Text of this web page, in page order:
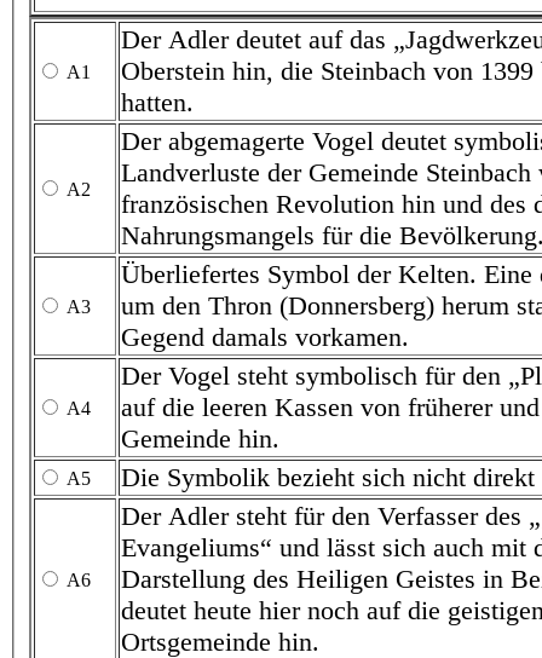
A1
Der Adler deutet auf das „Jagdwerkzeug“ der
Oberstein hin, die Steinbach von
hatten.
A2
Der abgemagerte Vogel deutet symbolisch auf die
Landverluste der Gemeinde Steinbach während der
französischen Revolution hin und des damit verbundenen
Nahrungsmangels für die
A3
Überliefertes Symbol der Kelten. Eine der vier
um den Thron (Donnersberg) herum standen und in unsrer
Gegend damals vorkamen.
A4
Der Vogel steht symbolisch für den „Pleitegeier“ und deutet
auf die leeren Kassen von früherer und heutiger Zeit in der
Gemeinde hin.
A5
A6
Der Adler steht für den Verfasser des „geistlichen
Evangeliums“ und lässt sich auch mit
Darstellung des Heiligen Geistes in Beziehung
deutet heute hier noch auf die geistigen Eingaben der
Ortsgemeinde hin.